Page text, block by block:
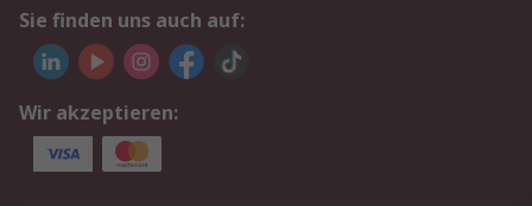
Sie finden uns auch auf:
Wir akzeptieren: